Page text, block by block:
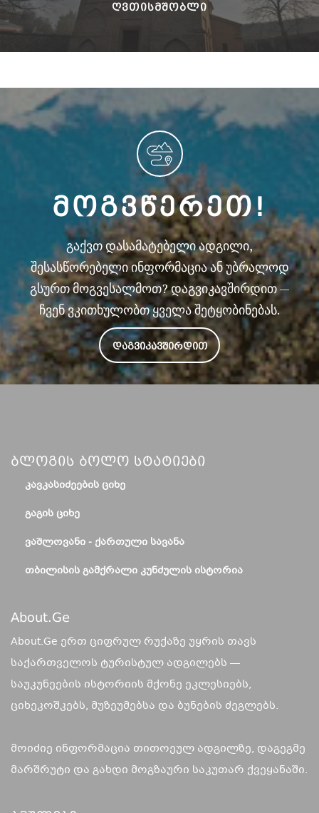
ᲦᲕᲗᲘᲡᲛᲨᲝᲑᲚᲘ
ᲡᲐᲮᲔᲚᲝᲑᲘᲡ ᲓᲔᲓᲐᲗᲐ
ᲛᲝᲒᲕᲬᲔᲠᲔᲗ!
გაქვთ დასამატებელი ადგილი,
შესასწორებელი ინფორმაცია ან უბრალოდ
გსურთ მოგვესალმოთ? დაგვიკავშირდით —
ჩვენ ვკითხულობთ ყველა შეტყობინებას.
ᲓᲐᲒᲕᲘᲙᲐᲕᲨᲘᲠᲓᲘᲗ
Ბლოგის Ბოლო Სტატიები
ᲙᲐᲕᲙᲐᲡᲘᲫᲔᲔᲑᲘᲡ ᲪᲘᲮᲔ
ᲒᲐᲒᲘᲡ ᲪᲘᲮᲔ
ᲕᲐᲨᲚᲝᲕᲐᲜᲘ - ᲥᲐᲠᲗᲣᲚᲘ ᲡᲐᲕᲐᲜᲐ
ᲗᲑᲘᲚᲘᲡᲘᲡ ᲒᲐᲛᲥᲠᲐᲚᲘ ᲙᲣᲜᲫᲣᲚᲘᲡ ᲘᲡᲢᲝᲠᲘᲐ
About.ge
About.Ge ერთ ციფრულ რუქაზე უყრის თავს
საქართველოს ტურისტულ ადგილებს —
საუკუნეების ისტორიის მქონე ეკლესიებს,
ციხეკოშკებს, მუზეუმებსა და ბუნების ძეგლებს.
მოიძიე ინფორმაცია თითოეულ ადგილზე, დაგეგმე
მარშრუტი და გახდი მოგზაური საკუთარ ქვეყანაში.